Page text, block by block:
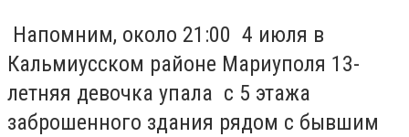
Напомним, около 21:00 4 июля в
Кальмиусском районе Мариуполя 13-
летняя девочка упала с 5 этажа
заброшенного здания рядом с бывшим